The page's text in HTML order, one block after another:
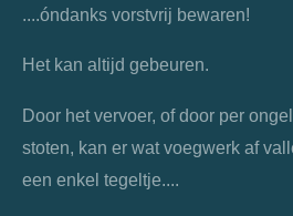
....óndanks vorstvrij bewaren!
Het kan altijd gebeuren.
Door het vervoer, of door per
stoten, kan er wat voegwerk af
een enkel tegeltje....